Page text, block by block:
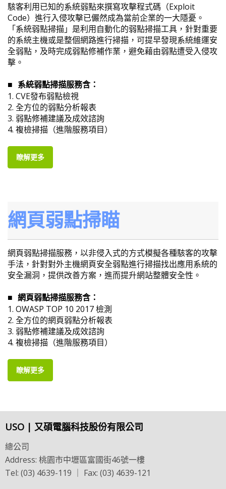
駭客利用已知的系統弱點來撰寫攻擊程式碼（Exploit
Code）進行入侵攻擊已儼然成為當前企業的一大隱憂。
「系統弱點掃描」是利用自動化的弱點掃描工具，針對重要
的系統主機或是整個網路進行掃描，可提早發現系統維運安
全弱點，及時完成弱點修補作業，避免藉由弱點遭受入侵攻
擊。
■ 系統弱點掃描服務含：
1. CVE發布弱點檢視
2. 全方位的弱點分析報表
3. 弱點修補建議及成效諮詢
4. 複檢掃描（進階服務項目）
瞭解更多
網頁弱點掃瞄
網頁弱點掃描服務，以非侵入式的方式模擬各種駭客的攻擊
手法，針對對外主機網頁安全弱點進行掃描找出應用系統的
安全漏洞，提供改善方案，進而提升網站整體安全性。
■網頁弱點掃描服務含：
1. OWASP TOP 10 2017 檢測
2. 全方位的網頁弱點分析報表
3. 弱點修補建議及成效諮詢
4. 複檢掃描（進階服務項目）
瞭解更多
USO | 又碩電腦科技股份有限公司
總公司
Address: 桃園市中壢區富國街46號一樓
Tel: (03) 4639-119 ｜ Fax: (03) 4639-121